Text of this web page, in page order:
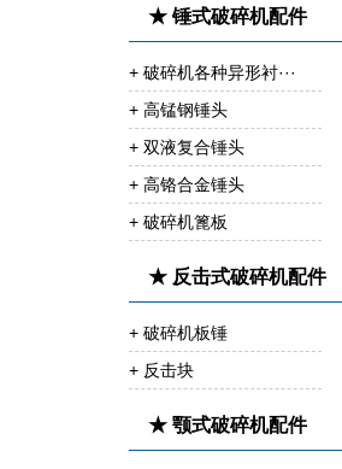
★ 锤式破碎机配件
+ 破碎机各种异形衬···
+ 高锰钢锤头
+ 双液复合锤头
+ 高铬合金锤头
+ 破碎机篦板
★ 反击式破碎机配件
+ 破碎机板锤
+ 反击块
★ 颚式破碎机配件